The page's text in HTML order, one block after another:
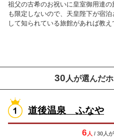
祖父の古希のお祝いに皇室御用達
も限定しないので、天皇陛下が宿
して知られている旅館があれば教え
30 人が選んだ
道後温泉 ふなや
6 人 / 30人が